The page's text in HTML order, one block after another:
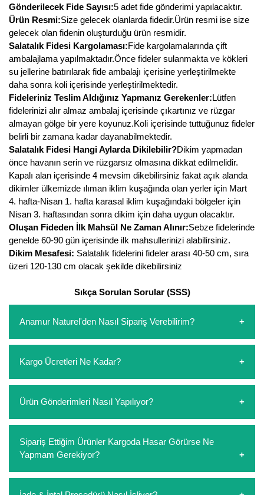
Gönderilecek Fide Sayısı:5 adet fide gönderimi yapılacaktır.
Ürün Resmi:Size gelecek olanlarda fidedir.Ürün resmi ise size
gelecek olan fidenin oluşturduğu ürün resmidir.
Salatalık Fidesi Kargolaması:Fide kargolamalarında çift
ambalajlama yapılmaktadır.Önce fideler sulanmakta ve kökleri
su jellerine batırılarak fide ambalajı içerisine yerleştirilmekte
daha sonra koli içerisinde yerleştirilmektedir.
Fideleriniz Teslim Aldığınız Yapmanız Gerekenler:Lütfen
fidelerinizi alır almaz ambalaj içerisinde çıkartınız ve rüzgar
almayan gölge bir yere koyunuz.Koli içerisinde tuttuğunuz fideler
belirli bir zamana kadar dayanabilmektedir.
Salatalık Fidesi Hangi Aylarda Dikilebilir?Dikim yapmadan
önce havanın serin ve rüzgarsız olmasına dikkat edilmelidir.
Kapalı alan içerisinde 4 mevsim dikebilirsiniz fakat açık alanda
dikimler ülkemizde ılıman iklim kuşağında olan yerler için Mart
4. hafta-Nisan 1. hafta karasal iklim kuşağındaki bölgeler için
Nisan 3. haftasından sonra dikim için daha uygun olacaktır.
Oluşan Fideden İlk Mahsül Ne Zaman Alınır:Sebze fidelerinde
genelde 60-90 gün içerisinde ilk mahsullerinizi alabilirsiniz.
Dikim Mesafesi: Salatalık fidelerini fideler arası 40-50 cm, sıra
üzeri 120-130 cm olacak şekilde dikebilirsiniz
Sıkça Sorulan Sorular (SSS)
Anamur Naturel'den Nasıl Sipariş Verebilirim?
oluşturarak,iletişim numaralarımızdan bizi arayarak veya
whatsapp hattımızdan bizlere isteklerinizi yazarak sipariş
ödemelerini sipariş verdikten sonra havale/eft veya sipariş
Kargo Ücretleri Ne Kadar?
etmeyin diye 1500 lira ve üzerindeki siparişlerinizde
kargoyu biz karşılıyoruz. 1500 Lira altında kalan
kargo ücreti ödeme aşamasında sepetinize eklenecektir.
Ürün Gönderimleri Nasıl Yapılıyor?
paketlenip gönderim yapılmaktadır.
Sipariş Ettiğim Ürünler Kargoda Hasar Görürse Ne
Yapmam Gerekiyor?